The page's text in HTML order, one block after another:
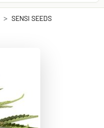
SENSI SEEDS